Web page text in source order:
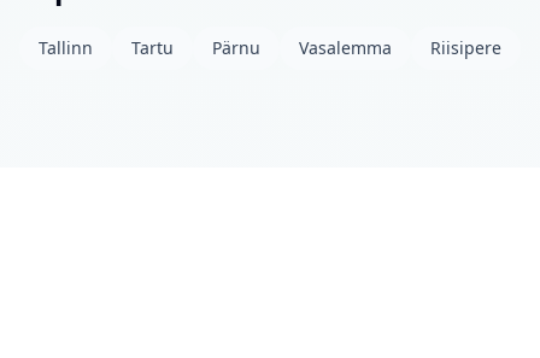
Tallinn Tartu Pärnu Vasalemma Riisipere